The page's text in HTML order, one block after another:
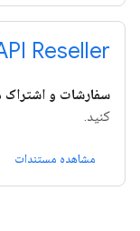
Reseller
سفارشات و
کنید.
مشاهده مستندات